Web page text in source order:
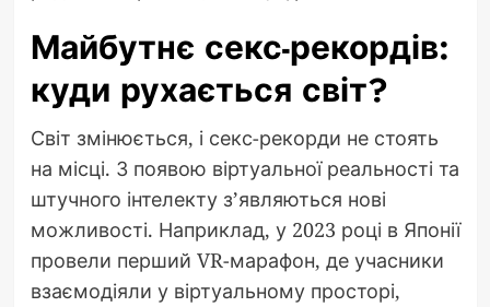
Майбутнє секс-рекордів:
куди рухається світ?
Світ змінюється, і секс-рекорди не стоять
на місці. З появою віртуальної реальності та
штучного інтелекту з’являються нові
можливості. Наприклад, у 2023 році в Японії
провели перший VR-марафон, де учасники
взаємодіяли у віртуальному просторі,